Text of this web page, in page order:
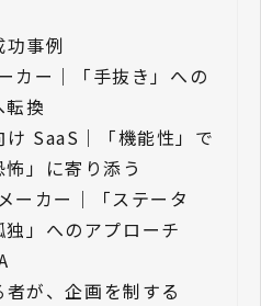
事例
カー｜「手抜き」への
換
SaaS｜「機能性」で
」に寄り添う
ーカー｜「ステータ
」へのアプローチ
が、企画を制する